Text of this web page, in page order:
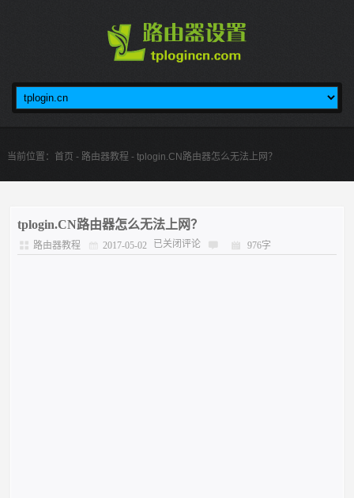
当前位置： 首页 - 路由器教程 - tplogin.CN路由器怎么无法上网？
tplogin.CN路由器怎么无法上网？
路由器教程 2017-05-02 已关闭评论 976字